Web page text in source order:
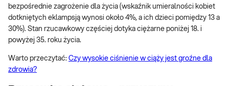
bezpośrednie zagrożenie dla życia (wskaźnik umieralności kobiet
dotkniętych eklampsją wynosi około 4%, a ich dzieci pomiędzy 13 a
30%). Stan rzucawkowy częściej dotyka ciężarne poniżej 18. i
powyżej 35. roku życia.
Warto przeczytać: Czy wysokie ciśnienie w ciąży jest groźne dla
zdrowia?